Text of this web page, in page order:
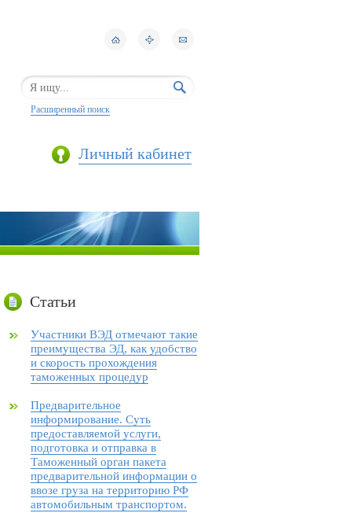
Расширенный поиск
Личный кабинет
Статьи
Участники ВЭД отмечают такие
преимущества ЭД, как удобство
и скорость прохождения
таможенных процедур
Предварительное
информирование. Суть
предоставляемой услуги,
подготовка и отправка в
Таможенный орган пакета
предварительной информации о
ввозе груза на территорию РФ
автомобильным транспортом.